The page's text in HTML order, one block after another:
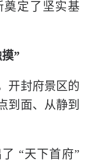
定了坚实基
”
开封府景区的
到面、从静到
“天下首府”